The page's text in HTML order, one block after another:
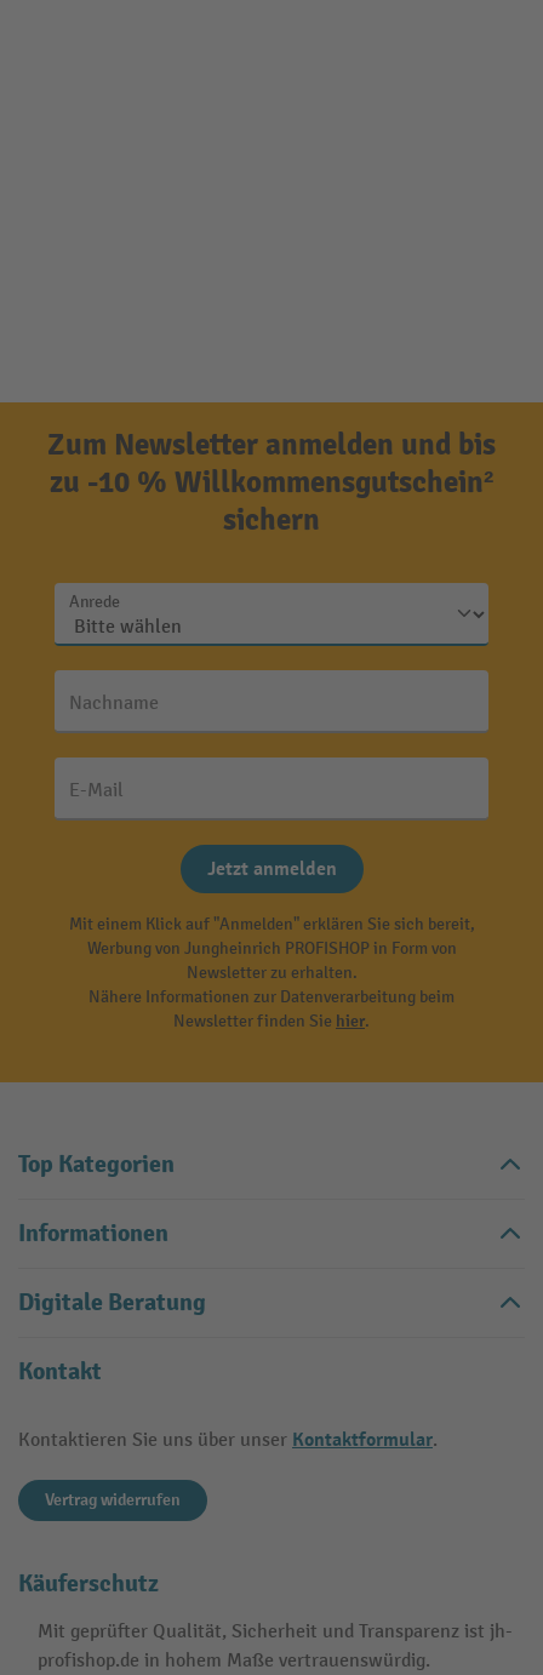
Zum Newsletter anmelden und bis
zu -10 % Willkommensgutschein²
sichern
Anrede
Nachname
E-Mail
Jetzt anmelden
Mit einem Klick auf "Anmelden" erklären Sie sich bereit,
Werbung von Jungheinrich PROFISHOP in Form von
Newsletter zu erhalten.
Nähere Informationen zur Datenverarbeitung beim
Newsletter finden Sie hier.
Top Kategorien
Informationen
Digitale Beratung
Kontakt
Kontaktieren Sie uns über unser Kontaktformular.
Vertrag widerrufen
Käuferschutz
Mit geprüfter Qualität, Sicherheit und Transparenz ist jh-
profishop.de in hohem Maße vertrauenswürdig.